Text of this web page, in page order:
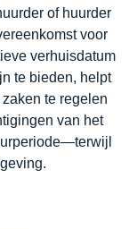
of huurder
voor
verhuisdatum
te bieden, helpt
te regelen
van het